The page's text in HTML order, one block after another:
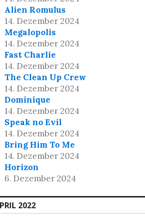
Alien Romulus
14. Dezember 2024
Megalopolis
14. Dezember 2024
Fast Charlie
14. Dezember 2024
The Clean Up Crew
14. Dezember 2024
Dominique
14. Dezember 2024
Speak no Evil
14. Dezember 2024
Bring Him To Me
14. Dezember 2024
Horizon
6. Dezember 2024
2022